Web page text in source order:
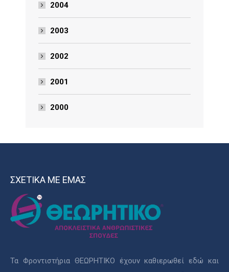
2004
2003
2002
2001
2000
ΣΧΕΤΙΚΑ ΜΕ ΕΜΑΣ
Τα Φροντιστήρια ΘΕΩΡΗΤΙΚΟ έχουν καθιερωθεί εδώ και